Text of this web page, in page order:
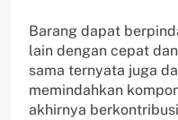
Barang dapat
lain dengan cepat
sama ternyata juga
memindahkan
akhirnya